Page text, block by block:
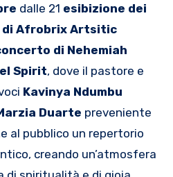
dalle 21 esibizione dei
Afrobrix Artsitic
di Nehemiah
Spirit, dove il pastore e
Kavinya Ndumbu
Duarte preveniente
al pubblico un repertorio
creando un’atmosfera